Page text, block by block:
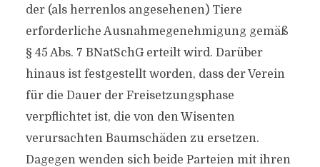
der (als herrenlos angesehenen) Tiere
erforderliche Ausnahmegenehmigung gemäß
§ 45 Abs. 7 BNatSchG erteilt wird. Darüber
hinaus ist festgestellt worden, dass der Verein
für die Dauer der Freisetzungsphase
verpflichtet ist, die von den Wisenten
verursachten Baumschäden zu ersetzen.
Dagegen wenden sich beide Parteien mit ihren